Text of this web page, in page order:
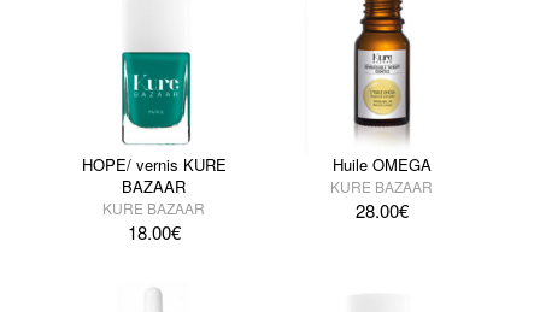
HOPE/ vernis KURE
BAZAAR
KURE BAZAAR
18.00€
Huile OMEGA
KURE BAZAAR
28.00€